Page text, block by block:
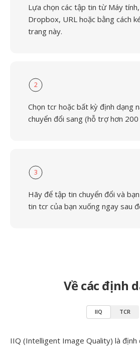
Lựa chọn các tập tin từ Máy
Dropbox, URL hoặc bằng cách
trang này.
2
Chọn tcr hoặc bất kỳ định dạng
chuyển đổi sang (hỗ trợ hơn
3
Hãy để tập tin chuyển đổi và
tin tcr của bạn xuống ngay sau
Về các định
IIQ TCR
IIQ (Intelligent Image Quality) là định